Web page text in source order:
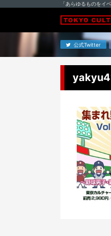
「あらゆるものをイ
公式Twitter